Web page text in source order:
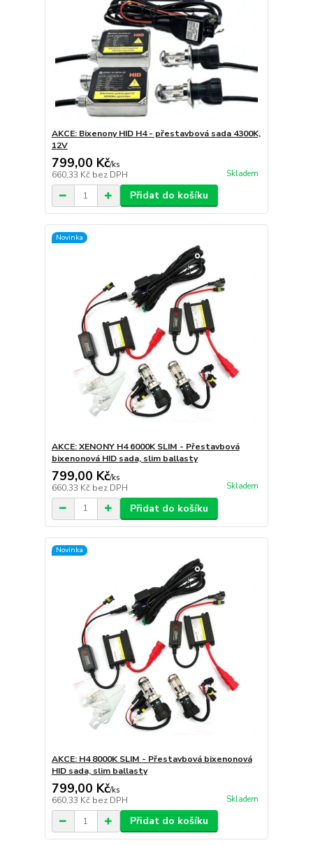
AKCE: Bixenony HID H4 - přestavbová sada 4300K,
12V
799,00 Kč/ks
660,33 Kč bez DPH Skladem
Přidat do košíku
Novinka
AKCE: XENONY H4 6000K SLIM - Přestavbová
bixenonová HID sada, slim ballasty
799,00 Kč/ks
660,33 Kč bez DPH Skladem
Přidat do košíku
Novinka
AKCE: H4 8000K SLIM - Přestavbová bixenonová
HID sada, slim ballasty
799,00 Kč/ks
660,33 Kč bez DPH Skladem
Přidat do košíku